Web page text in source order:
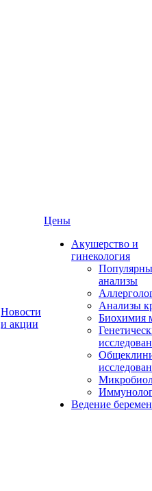
Новости
и акции
Цены
Акушерство и
гинекология
анализы
Анализы
Биохимия
Ведение